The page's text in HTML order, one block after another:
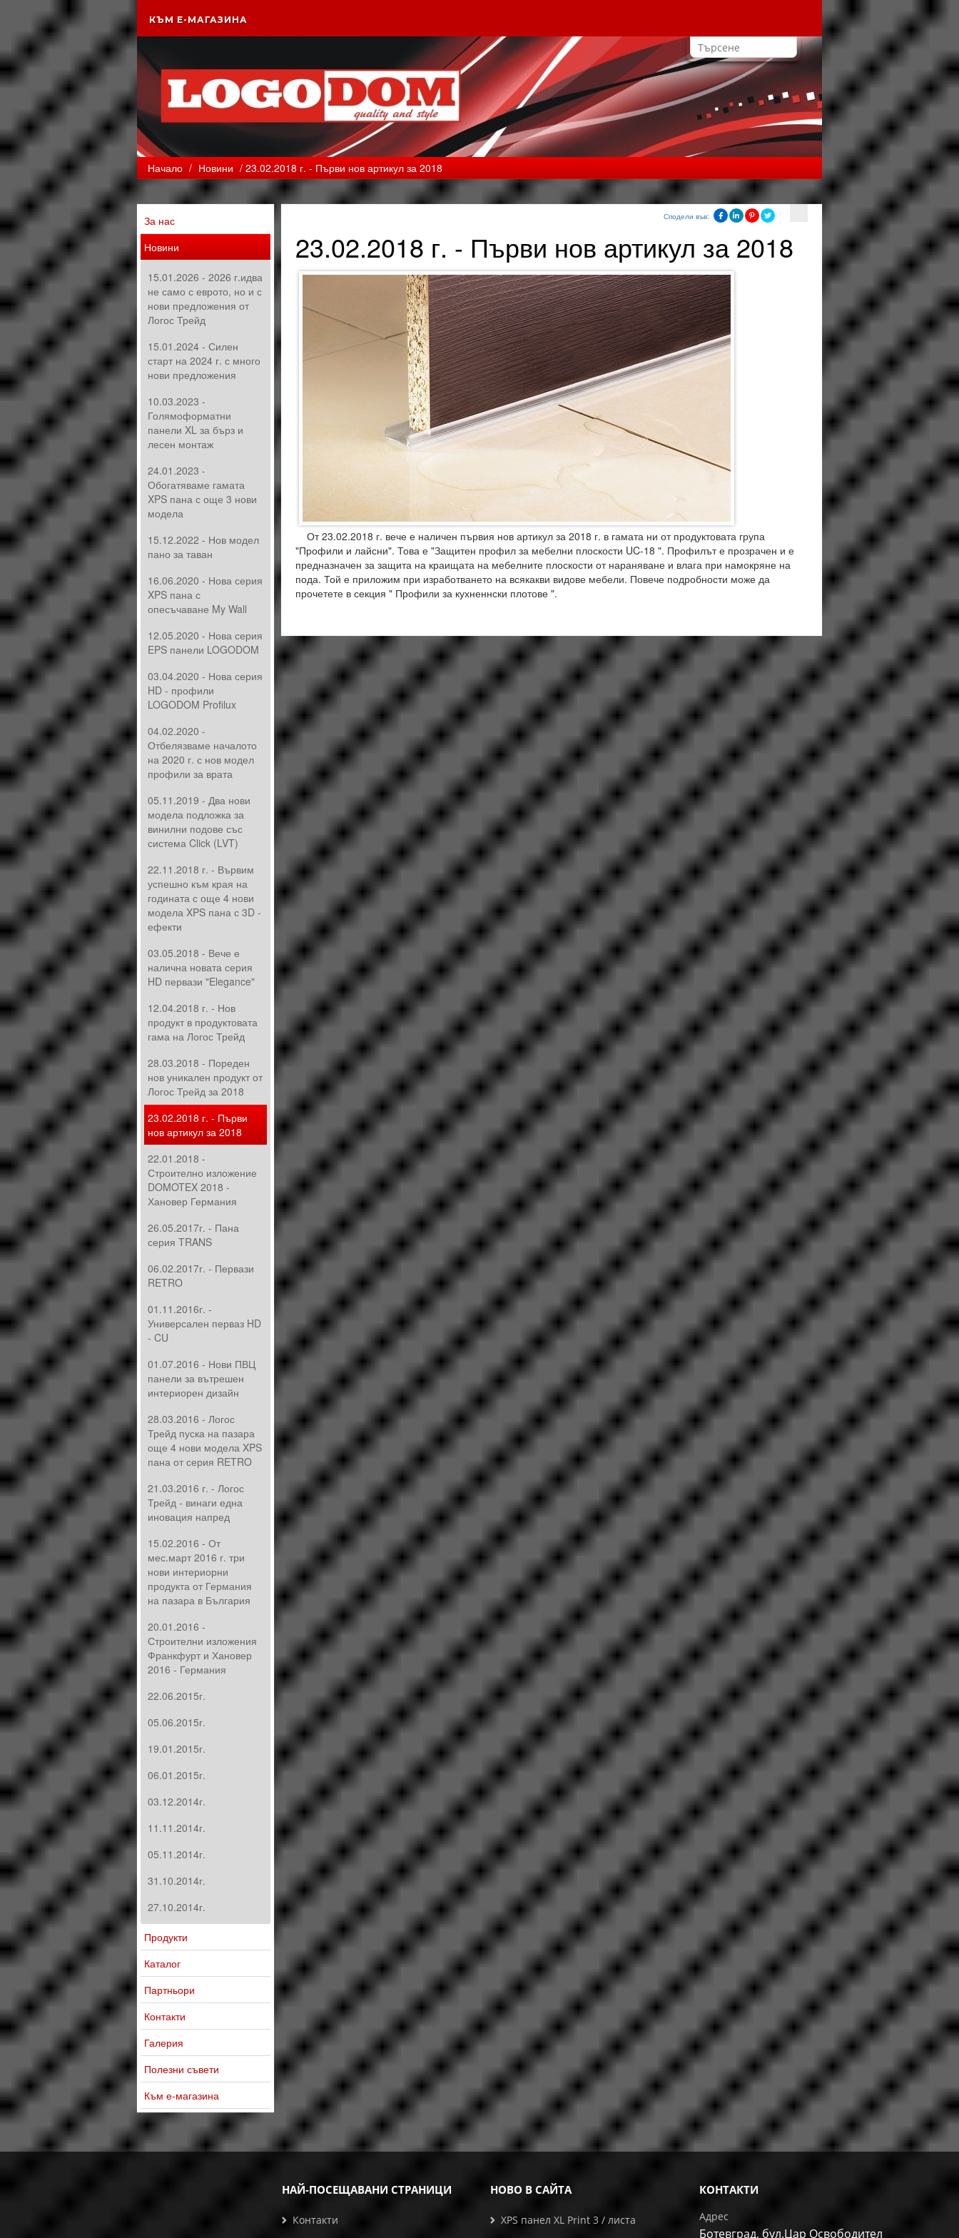
КЪМ Е-МАГАЗИНА
Начало / Новини / 23.02.2018 г. - Първи нов артикул за 2018
За нас
Новини
15.01.2026 - 2026 г.идва
не само с еврото, но и с
нови предложения от
Логос Трейд
15.01.2024 - Силен
старт на 2024 г. с много
нови предложения
10.03.2023 -
Голямоформатни
панели XL за бърз и
лесен монтаж
24.01.2023 -
Обогатяваме гамата
XPS пана с още 3 нови
модела
15.12.2022 - Нов модел
пано за таван
16.06.2020 - Нова серия
XPS пана с
опесъчаване My Wall
12.05.2020 - Нова серия
EPS панели LOGODOM
03.04.2020 - Нова серия
HD - профили
LOGODOM Profilux
04.02.2020 -
Отбелязваме началото
на 2020 г. с нов модел
профили за врата
05.11.2019 - Два нови
модела подложка за
винилни подове със
система Click (LVT)
22.11.2018 г. - Вървим
успешно към края на
годината с още 4 нови
модела XPS пана с 3D -
ефекти
03.05.2018 - Вече е
налична новата серия
HD первази "Elegance"
12.04.2018 г. - Нов
продукт в продуктовата
гама на Логос Трейд
28.03.2018 - Пореден
нов уникален продукт от
Логос Трейд за 2018
23.02.2018 г. - Първи
нов артикул за 2018
22.01.2018 -
Строително изложение
DOMOTEX 2018 -
Хановер Германия
26.05.2017г. - Пана
серия TRANS
06.02.2017г. - Первази
RETRO
01.11.2016г. -
Универсален перваз HD
- CU
01.07.2016 - Нови ПВЦ
панели за вътрешен
интериорен дизайн
28.03.2016 - Логос
Трейд пуска на пазара
още 4 нови модела XPS
пана от серия RETRO
21.03.2016 г. - Логос
Трейд - винаги една
иновация напред
15.02.2016 - От
мес.март 2016 г. три
нови интериорни
продукта от Германия
на пазара в България
20.01.2016 -
Строителни изложения
Франкфурт и Хановер
2016 - Германия
22.06.2015г.
05.06.2015г.
19.01.2015г.
06.01.2015г.
03.12.2014г.
11.11.2014г.
05.11.2014г.
31.10.2014г.
27.10.2014г.
Продукти
Каталог
Партньори
Контакти
Галерия
Полезни съвети
Към е-магазина
Сподели във:
23.02.2018 г. - Първи нов артикул за 2018
От 23.02.2018 г. вече е наличен първия нов артикул за 2018 г. в гамата ни от продуктовата група
"Профили и лайсни". Това е "Защитен профил за мебелни плоскости UC-18 ". Профилът е прозрачен и е
предназначен за защита на краищата на мебелните плоскости от нараняване и влага при намокряне на
пода. Той е приложим при изработването на всякакви видове мебели. Повече подробности може да
прочетете в секция " Профили за кухненнски плотове ".
НАЙ-ПОСЕЩАВАНИ СТРАНИЦИ
Контакти
НОВО В САЙТА
XPS панел XL Print 3 / листа
КОНТАКТИ
Адрес
Ботевград, бул.Цар Освободител